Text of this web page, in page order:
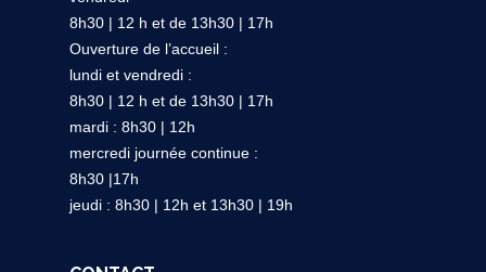
8h30 | 12 h et de 13h30 | 17h
Ouverture de l’accueil :
lundi et vendredi :
8h30 | 12 h et de 13h30 | 17h
mardi : 8h30 | 12h
mercredi journée continue :
8h30 |17h
jeudi : 8h30 | 12h et 13h30 | 19h